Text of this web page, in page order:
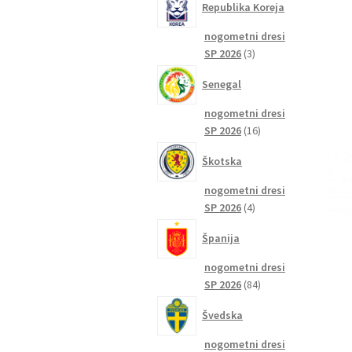
Republika Koreja
nogometni dresi
SP 2026 33
Senegal
nogometni dresi
SP 2026 1616
Škotska
nogometni dresi
SP 2026 44
Španija
nogometni dresi
SP 2026 8484
Švedska
nogometni dresi